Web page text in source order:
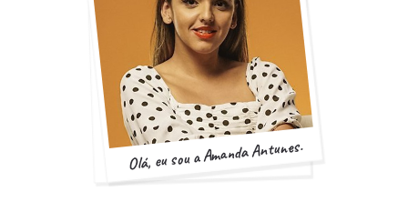
Olá, eu sou a Amanda Antunes.